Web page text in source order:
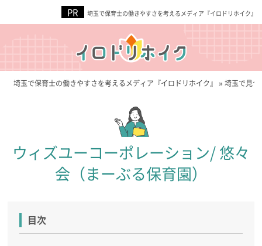
埼玉で保育士の働きやすさを考えるメディア『イロドリホイク』
埼玉で保育士の働きやすさを考えるメディア『イロドリホイク』 »埼玉で見
ウィズユーコーポレーション/ 悠々
会（まーぶる保育園）
目次